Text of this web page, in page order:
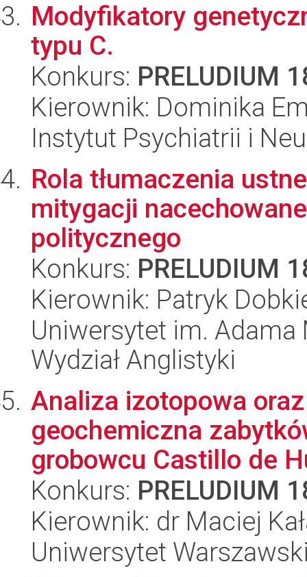
Modyfikatory
typu C.
Konkurs: PRELUDIUM
Kierownik: Dominika
Instytut Psychiatrii i
Rola tłumaczenia
mitygacji
politycznego
Konkurs: PRELUDIUM
Kierownik: Patryk
Uniwersytet im.
Wydział Anglistyki
Analiza izotopowa
geochemiczna
grobowcu Castillo de
Konkurs: PRELUDIUM
Kierownik: dr Maciej
Uniwersytet